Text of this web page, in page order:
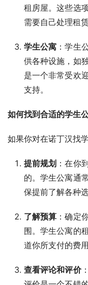
租房屋。这些选
需要自己处理租赁
学生公寓 ：学生
供各种设施，如
是一个非常受欢
支持。
如何找到合适的学生
如果你对在诺丁汉找
提前规划 ：在你
的。学生公寓通
保提前了解各种
了解预算 ：确定
围。学生公寓的
道你所支付的费
查看评论和评价